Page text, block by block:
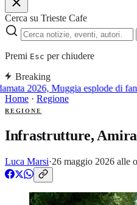
Cerca su Trieste Cafe
Premi Esc per chiudere
Breaking
2026, Muggia esplode di
Home · Regione
REGIONE
Infrastrutture,
Luca Marsi·26 maggio 2026 alle